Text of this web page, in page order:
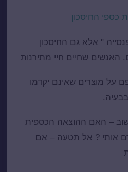
" אלא גם החיסכון
האנשים שחיים חיי מתירנות
על מוצרים שאינם יקדמו
– האם ההוצאה הכספית
אותי ? אל תטעה – אם